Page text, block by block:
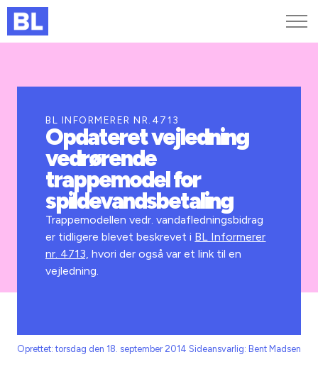
Kurser og arrangementer
Jobportalen
BL INFORMERER NR.4713
Opdateret vejledning
vedrørende
trappemodel for
spildevandsbetaling
Trappemodellen vedr. vandafledningsbidrag
er tidligere blevet beskrevet i BL Informerer
nr. 4713, hvori der også var et link til en
vejledning.
Oprettet: torsdag den 18. september 2014 Sideansvarlig: Bent Madsen